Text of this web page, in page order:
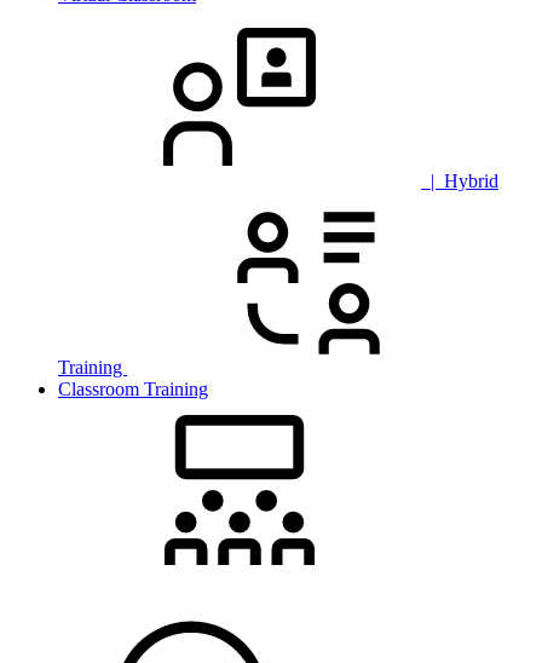
| Hybrid
Training
Classroom Training